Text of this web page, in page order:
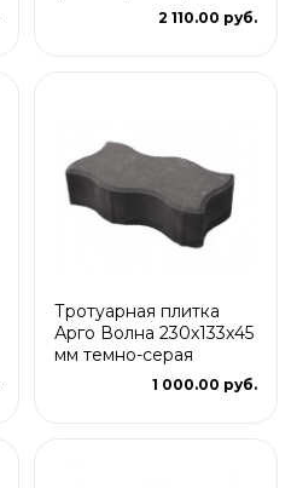
2 110.00 руб.
Тротуарная плитка
Арго Волна 230x133x45
мм темно-серая
1 000.00 руб.